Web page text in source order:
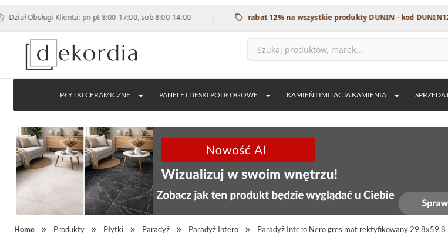
Klienta: pn-pt 8:00-17:00, sob 8:00-14:00 | rabat 12% na wszystkie produkty DUNIN - kod DUNIN12 |
PŁYTKI CERAMICZNE PANELE I DESKI PODŁOGOWE KAMIEŃ I IMITACJA KAMIENIA
Home Produkty Płytki Paradyż Paradyż Intero Paradyż Intero Nero gres mat rektyfikowany 29.8x59.8